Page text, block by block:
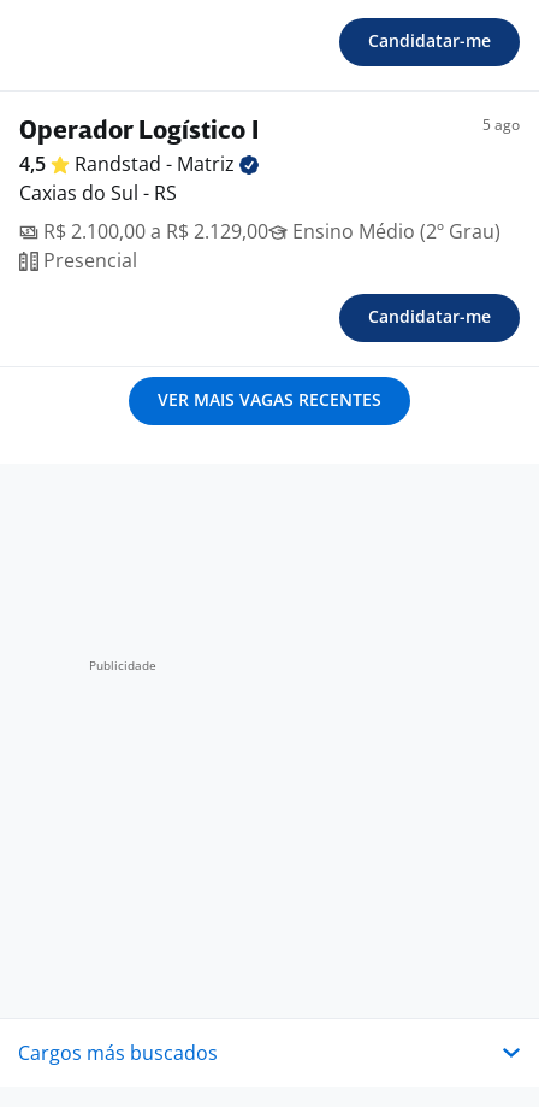
Candidatar-me
Operador Logístico I 5 ago
4,5 Randstad - Matriz
Caxias do Sul - RS
R$ 2.100,00 a R$ 2.129,00
Ensino Médio (2º Grau)
Presencial
Candidatar-me
VER MAIS VAGAS RECENTES
Cargos más buscados